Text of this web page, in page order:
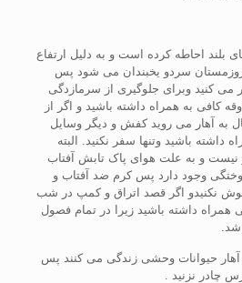
بلند احاطه کرده است و به دلیل ارتفاع
سردو یخبندان می شود پس
کنید وبرای جلوگیری از سرمازدگی
کافی به همراه داشته باشید و اگر از
به آهار می روید کفش و دیگر وسایل
داشته باشید وتنها سفر نکنید. البته
نیست و به علت هوای پاک تابش آفتاب
وجود دارد پس کرم ضد آفتاب و
نکنیدو اگر قصد اتراق و کمپ در شب
همراه داشته باشید زیرا در تمام فصول
حیوانات وحشی زندگی می کنند پس
چادر نزنید .